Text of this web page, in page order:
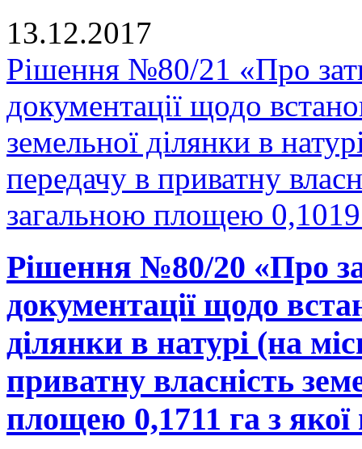
13.12.2017
Рішення №80/21 «Про
документації щодо
земельної ділянки в
передачу в приватну
загальною площею
Рішення №80/20 «Про
документації щодо
ділянки в натурі (на
приватну власність
площею 0,1711 га з